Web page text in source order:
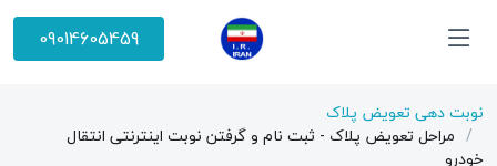
09014605459
نوبت دهی تعویض پلاک
مراحل تعویض پلاک - ثبت نام و گرفتن نوبت اینترنتی انتقال
خودرو